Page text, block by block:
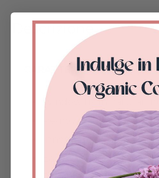
Descrizione
CARATTERISTICHE:
Window from natural
Removable bamboo
Inner pocket.
Easy 30-second